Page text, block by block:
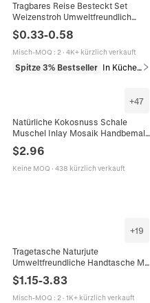
Tragbares Reise Besteckt Set
Weizenstroh Umweltfreundlich
Wiederverwendbar Messer Gabel
Löffel Mit Aufbewahrungsbox Büro
$0.33-0.58
Misch-MOQ : 2· 4K+ kürzlich verkauft
Spitze 3% Bestseller In Küche & Esszimmer
+47
Natürliche Kokosnuss Schale
Muschel Inlay Mosaik Handbemalt
Tropisches Muster
Umweltfreundlich Aufbewahrung
Süßigkeiten Deko
$2.96
Keine MOQ · 438 kürzlich verkauft
+19
Tragetasche Naturjute
Umweltfreundliche Handtasche Mit
Wasserdichtem Futter
Gepolsterten Baumwollgriffen Zum
Einkaufen
$1.15-3.83
Misch-MOQ : 2· 1K+ kürzlich verkauft